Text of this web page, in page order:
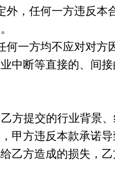
外，任何一方违反本
何一方均不应对对方
中断等直接的、间
方提交的行业背景
甲方违反本款承诺
乙方造成的损失，